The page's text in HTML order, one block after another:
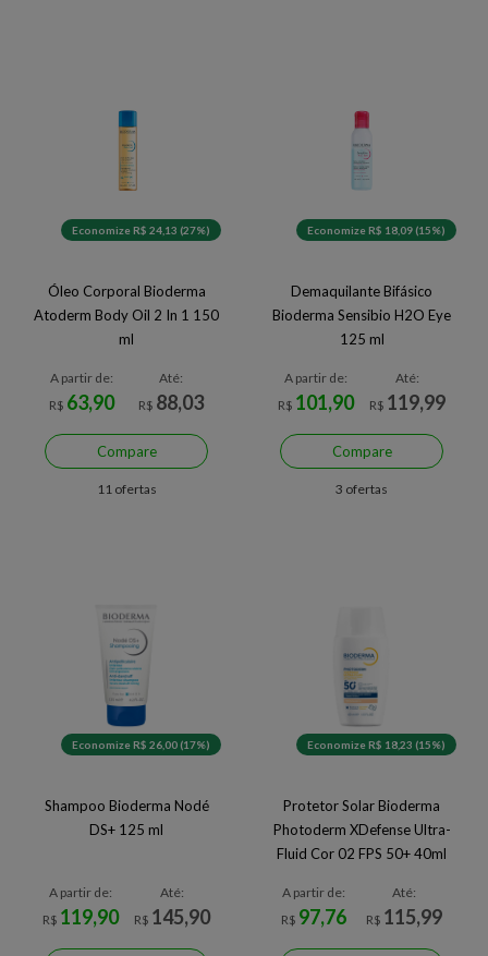
Economize R$ 24,13 (27%)
Óleo Corporal Bioderma
Atoderm Body Oil 2 In 1 150
ml
A partir de:
R$ 63,90
Até:
R$ 88,03
Compare
11 ofertas
Economize R$ 18,09 (15%)
Demaquilante Bifásico
Bioderma Sensibio H2O Eye
125 ml
A partir de:
R$ 101,90
Até:
R$ 119,99
Compare
3 ofertas
Economize R$ 26,00 (17%)
Shampoo Bioderma Nodé
DS+ 125 ml
A partir de:
R$ 119,90
Até:
R$ 145,90
Economize R$ 18,23 (15%)
Protetor Solar Bioderma
Photoderm XDefense Ultra-
Fluid Cor 02 FPS 50+ 40ml
A partir de:
R$ 97,76
Até:
R$ 115,99